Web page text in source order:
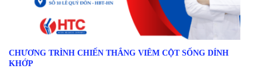
CHƯƠNG TRÌNH CHIẾN THẮNG VIÊM CỘT SỐNG DÍNH
KHỚP